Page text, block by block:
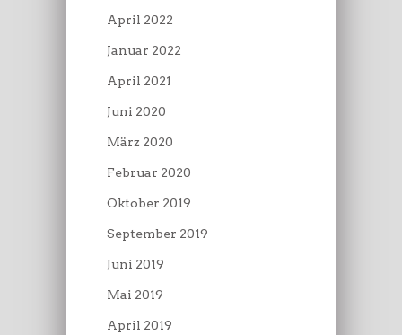
April 2022
Januar 2022
April 2021
Juni 2020
März 2020
Februar 2020
Oktober 2019
September 2019
Juni 2019
Mai 2019
April 2019